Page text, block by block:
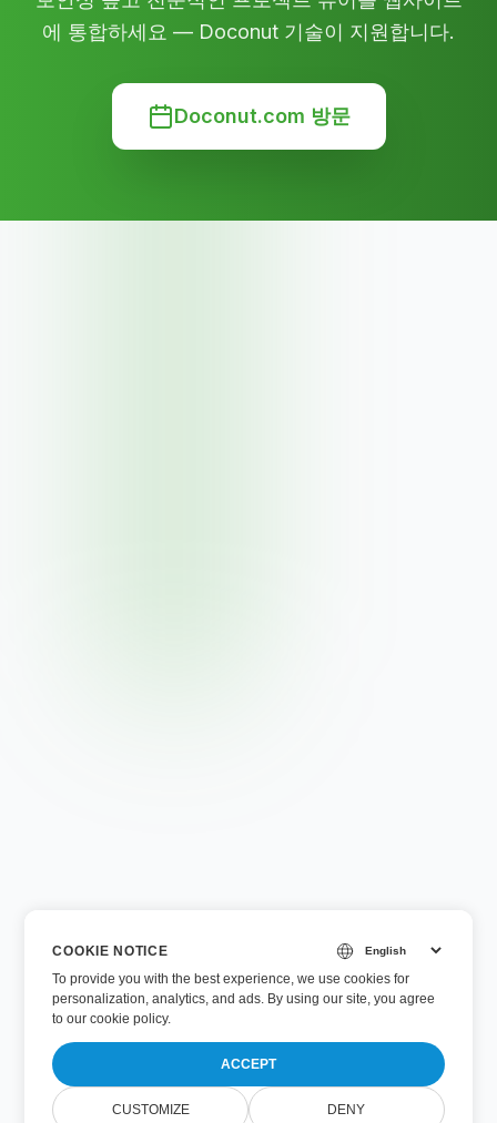
에 통합하세요 — Doconut 기술이 지원합니다.
Doconut.com 방문
COOKIE NOTICE
To provide you with the best experience, we use cookies for
personalization, analytics, and ads. By using our site, you agree
toour cookie policy.
ACCEPT
CUSTOMIZE DENY